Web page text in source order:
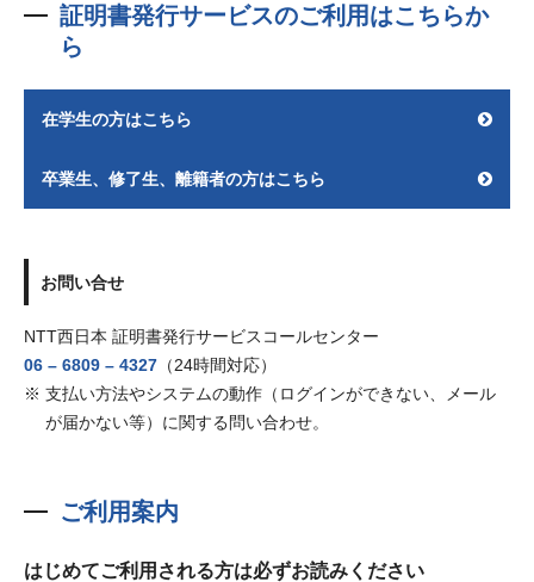
証明書発行サービスのご利用はこちらか
ら
在学生の方はこちら
卒業生、修了生、離籍者の方はこちら
お問い合せ
NTT西日本 証明書発行サービスコールセンター
06 – 6809 – 4327 （24時間対応）
支払い方法やシステムの動作（ログインができない、メール
が届かない等）に関する問い合わせ。
ご利用案内
はじめてご利用される方は必ずお読みください